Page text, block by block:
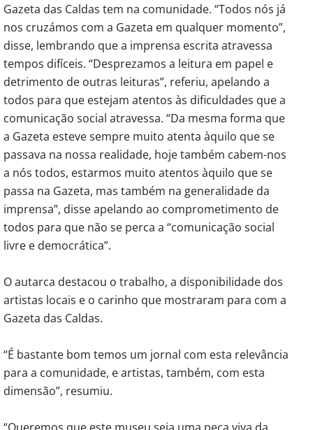
Gazeta das Caldas tem na comunidade. “Todos nós já
nos cruzámos com a Gazeta em qualquer momento”,
disse, lembrando que a imprensa escrita atravessa
tempos difíceis. “Desprezamos a leitura em papel e
detrimento de outras leituras”, referiu, apelando a
todos para que estejam atentos às dificuldades que a
comunicação social atravessa. “Da mesma forma que
a Gazeta esteve sempre muito atenta àquilo que se
passava na nossa realidade, hoje também cabem-nos
a nós todos, estarmos muito atentos àquilo que se
passa na Gazeta, mas também na generalidade da
imprensa”, disse apelando ao comprometimento de
todos para que não se perca a “comunicação social
livre e democrática”.
O autarca destacou o trabalho, a disponibilidade dos
artistas locais e o carinho que mostraram para com a
Gazeta das Caldas.
“É bastante bom temos um jornal com esta relevância
para a comunidade, e artistas, também, com esta
dimensão”, resumiu.